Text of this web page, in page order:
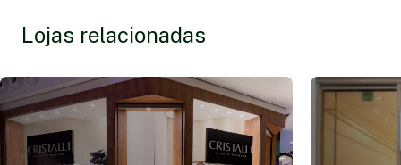
Lojas relacionadas